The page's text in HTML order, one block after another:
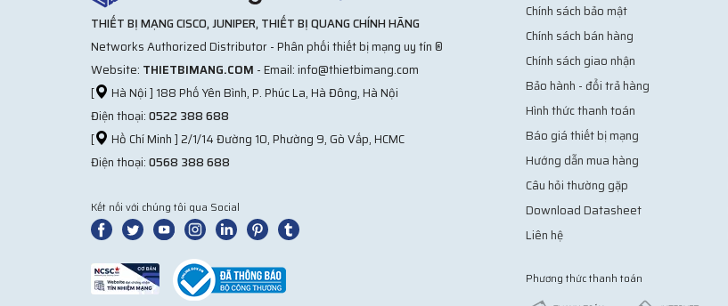
THIẾT BỊ MẠNG CISCO, JUNIPER, THIẾT BỊ QUANG CHÍNH HÃNG
Networks Authorized Distributor - Phân phối thiết bị mạng uy tín ®
Website: THIETBIMANG.COM - Email: info@thietbimang.com
[
Hà Nội ] 188 Phố Yên Bình, P. Phúc La, Hà Đông, Hà Nội
Điện thoại:0522 388 688
[
Hồ Chí Minh ] 2/1/14 Đường 10, Phường 9, Gò Vấp, HCMC
Điện thoại:0568 388 688
Kết nối với chúng tôi qua Social
Chính sách bảo mật
Chính sách bán hàng
Chính sách giao nhận
Bảo hành - đổi trả hàng
Hình thức thanh toán
Báo giá thiết bị mạng
Hướng dẫn mua hàng
Câu hỏi thường gặp
Download Datasheet
Liên hệ
Phương thức thanh toán